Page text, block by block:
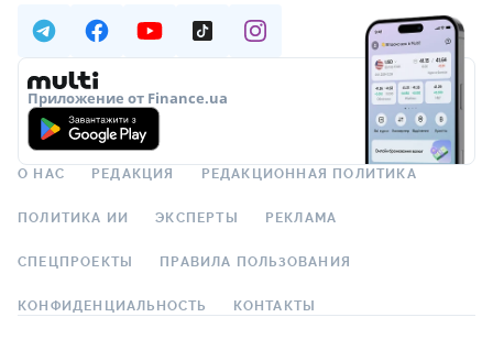
Приложение от Finance.ua
О НАС РЕДАКЦИЯ РЕДАКЦИОННАЯ ПОЛИТИКА
ПОЛИТИКА ИИ ЭКСПЕРТЫ РЕКЛАМА
СПЕЦПРОЕКТЫ ПРАВИЛА ПОЛЬЗОВАНИЯ
КОНФИДЕНЦИАЛЬНОСТЬ КОНТАКТЫ